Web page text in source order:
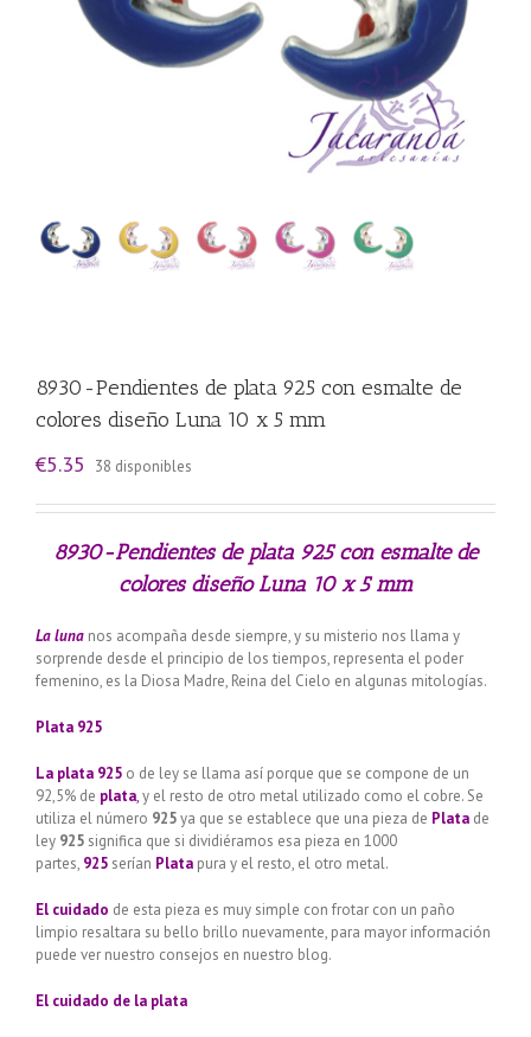
8930-Pendientes de plata 925 con esmalte de
colores diseño Luna 10 x 5 mm
€5.35 38 disponibles
8930-Pendientes de plata 925 con esmalte de
colores diseño Luna 10 x 5 mm
La luna nos acompaña desde siempre, y su misterio nos llama y
sorprende desde el principio de los tiempos, representa el poder
femenino, es la Diosa Madre, Reina del Cielo en algunas mitologías.
Plata 925
La plata 925 o de ley se llama así porque que se compone de un
92,5% de plata,y el resto de otro metal utilizado como el cobre. Se
utiliza el número 925ya que se establece que una pieza de Plata de
ley 925 significa que si dividiéramos esa pieza en 1000
partes, 925 serían Plata pura y el resto, el otro metal.
El cuidado de esta pieza es muy simple con frotar con un paño
limpio resaltara su bello brillo nuevamente, para mayor información
puede ver nuestro consejos en nuestro blog.
El cuidado de la plata